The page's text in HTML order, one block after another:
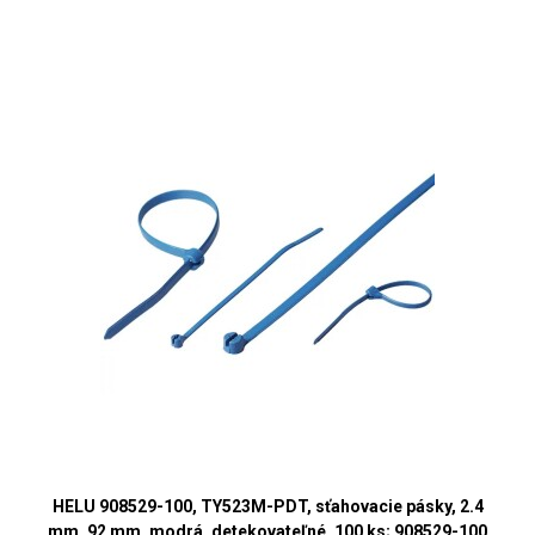
HELU 908529-100, TY523M-PDT, sťahovacie pásky, 2.4